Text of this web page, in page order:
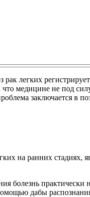
легких
медицине не под
заключается в
на ранних стадиях,
болезнь
дабы